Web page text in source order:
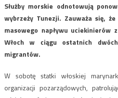
Służby morskie odnotowują
wybrzeży Tunezji. Zauważa się,
masowego napływu
Włoch w ciągu ostatnich
migrantów.
W sobotę statki włoskiej
organizacji pozarządowych,